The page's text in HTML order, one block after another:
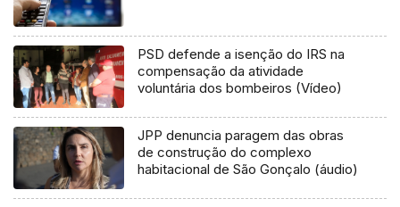
PSD defende a isenção do IRS na
compensação da atividade
voluntária dos bombeiros (Vídeo)
JPP denuncia paragem das obras
de construção do complexo
habitacional de São Gonçalo (áudio)